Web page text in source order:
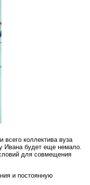
коллектива вуза
Ивана будет еще немало.
для совмещения
и постоянную